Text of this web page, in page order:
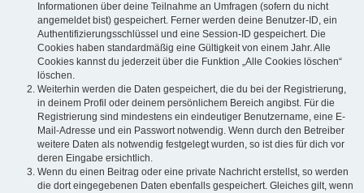
Informationen über deine Teilnahme an Umfragen (sofern du nicht
angemeldet bist) gespeichert. Ferner werden deine Benutzer-ID, ein
Authentifizierungsschlüssel und eine Session-ID gespeichert. Die
Cookies haben standardmäßig eine Gültigkeit von einem Jahr. Alle
Cookies kannst du jederzeit über die Funktion „Alle Cookies löschen“
löschen.
Weiterhin werden die Daten gespeichert, die du bei der Registrierung,
in deinem Profil oder deinem persönlichem Bereich angibst. Für die
Registrierung sind mindestens ein eindeutiger Benutzername, eine E-
Mail-Adresse und ein Passwort notwendig. Wenn durch den Betreiber
weitere Daten als notwendig festgelegt wurden, so ist dies für dich vor
deren Eingabe ersichtlich.
Wenn du einen Beitrag oder eine private Nachricht erstellst, so werden
die dort eingegebenen Daten ebenfalls gespeichert. Gleiches gilt, wenn